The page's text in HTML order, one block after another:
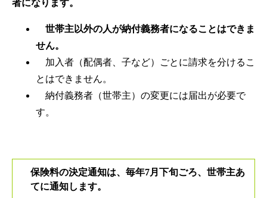
者になります。
世帯主以外の人が納付義務者になることはできま
せん。
加入者（配偶者、子など）ごとに請求を分けるこ
とはできません。
納付義務者（世帯主）の変更には届出が必要で
す。
保険料の決定通知は、毎年7月下旬ごろ、世帯主あ
てに通知します。